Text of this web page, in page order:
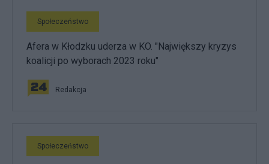
Społeczeństwo
Afera w Kłodzku uderza w KO. "Największy kryzys
koalicji po wyborach 2023 roku"
Redakcja
Społeczeństwo